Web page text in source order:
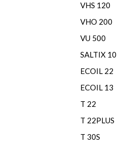
VHS 120
VHO 200
VU 500
SALTIX 10
ECOIL 22
ECOIL 13
T 22
T 22PLUS
T 30S